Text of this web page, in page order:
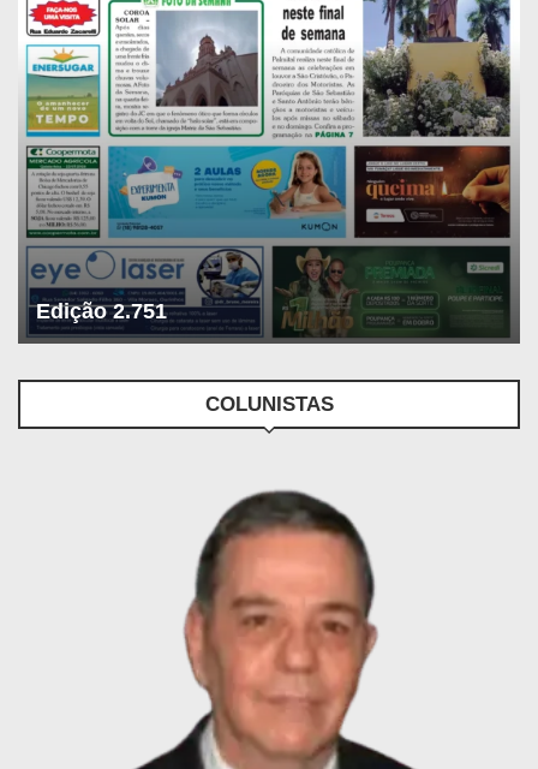
Edição 2.751
COLUNISTAS